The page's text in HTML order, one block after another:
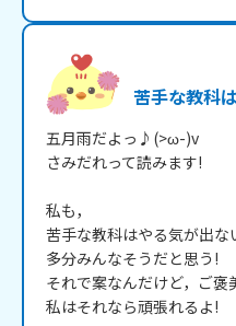
苦手な教科
五月雨だよっ♪(>ω-)v
さみだれって読みます!
私も，
苦手な教科はやる気が出な
多分みんなそうだと思う!
それで案なんだけど，ご褒
私はそれなら頑張れるよ!